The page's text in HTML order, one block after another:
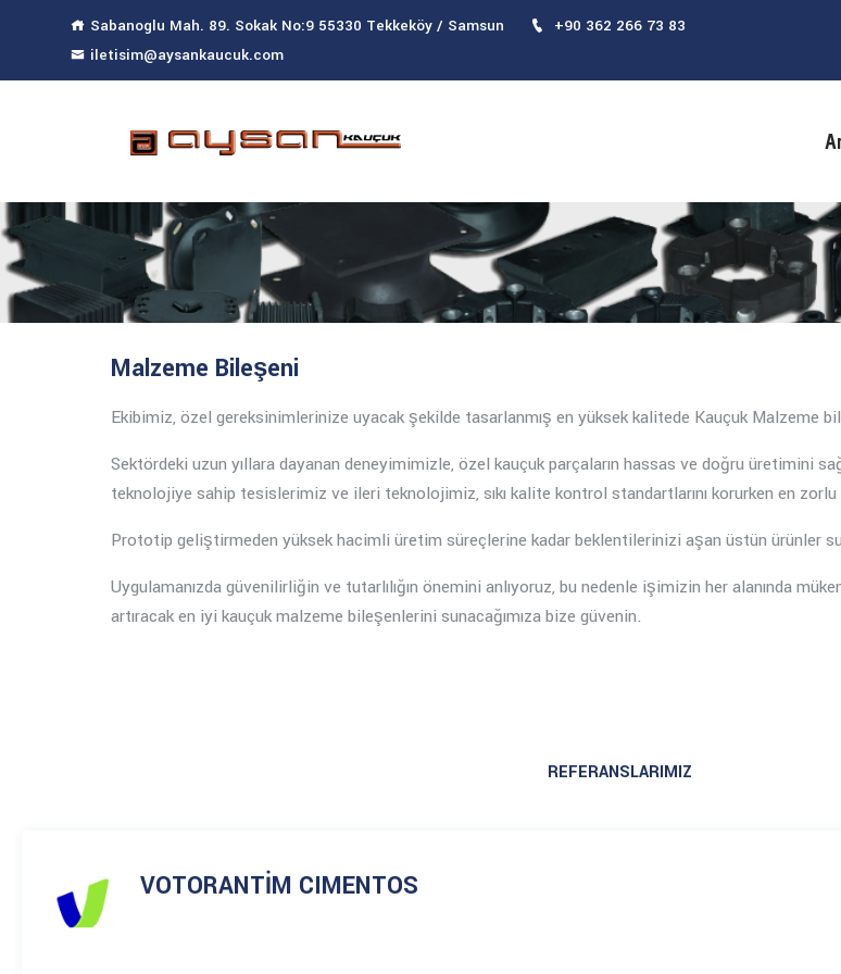
Sabanoglu Mah. 89. Sokak No:9 55330 Tekkeköy / Samsun
+90 362 266 73 83
iletisim@aysankaucuk.com
Malzeme Bileşeni
Ekibimiz, özel gereksinimlerinize uyacak şekilde tasarlanmış en yüksek kalitede Kauçuk Malzeme
Sektördeki uzun yıllara dayanan deneyimimizle, özel kauçuk parçaların hassas ve doğru üretimini
teknolojiye sahip tesislerimiz ve ileri teknolojimiz, sıkı kalite kontrol standartlarını korurken en zorlu
Prototip geliştirmeden yüksek hacimli üretim süreçlerine kadar beklentilerinizi aşan üstün ürünler
Uygulamanızda güvenilirliğin ve tutarlılığın önemini anlıyoruz, bu nedenle işimizin her alanında
artıracak en iyi kauçuk malzeme bileşenlerini sunacağımıza bize güvenin.
REFERANSLARIMIZ
VOTORANTİM CIMENTOS